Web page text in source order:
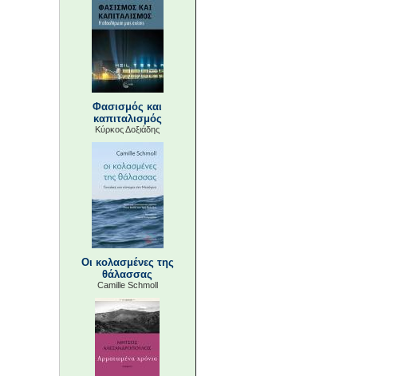
Φασισμός και
καπιταλισμός
Κύρκος Δοξιάδης
Οι κολασμένες της
θάλασσας
Camille Schmoll